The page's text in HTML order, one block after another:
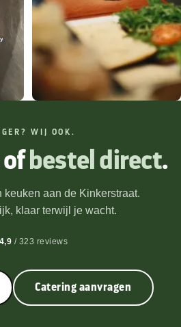
WIJ OOK.
of bestel direct.
aan de Kinkerstraat.
klaar terwijl je wacht.
4,9 / 323 reviews
Catering aanvragen